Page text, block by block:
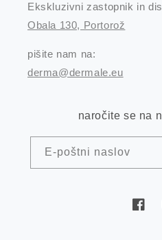
Ekskluzivni zastopnik in
Obala 130, Portorož
pišite nam na:
derma@dermale.eu
naročite se na
E-poštni naslov